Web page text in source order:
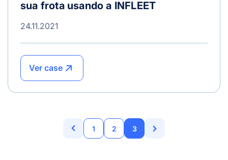
sua frota usando a INFLEET
24.11.2021
Ver case
1 2 3